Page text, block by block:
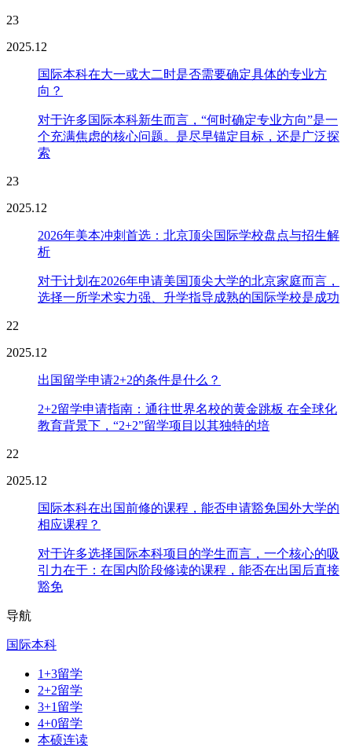
23
2025.12
国际本科在大一或大二时是否需要确定具体的专业方
向？
对于许多国际本科新生而言，“何时确定专业方向”是一
个充满焦虑的核心问题。是尽早锚定目标，还是广泛探
索
23
2025.12
2026年美本冲刺首选：北京顶尖国际学校盘点与招生解
析
对于计划在2026年申请美国顶尖大学的北京家庭而言，
选择一所学术实力强、升学指导成熟的国际学校是成功
22
2025.12
出国留学申请2+2的条件是什么？
2+2留学申请指南：通往世界名校的黄金跳板 在全球化
教育背景下，“2+2”留学项目以其独特的培
22
2025.12
国际本科在出国前修的课程，能否申请豁免国外大学的
相应课程？
对于许多选择国际本科项目的学生而言，一个核心的吸
引力在于：在国内阶段修读的课程，能否在出国后直接
豁免
导航
国际本科
1+3留学
2+2留学
3+1留学
4+0留学
本硕连读